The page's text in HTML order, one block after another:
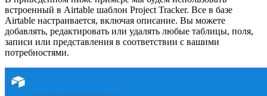
встроенный в Airtable шаблон Project Tracker. Все в базе
Airtable настраивается, включая описание. Вы можете
добавлять, редактировать или удалять любые таблицы, поля,
записи или представления в соответствии с вашими
потребностями.